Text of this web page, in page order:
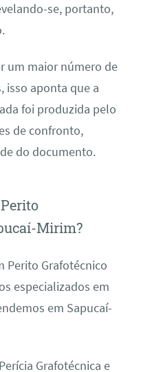
se, portanto,
um maior número de
isso aponta que a
foi produzida pelo
de confronto,
do documento.
Mirim?
Perito Grafotécnico
especializados em
em Sapucaí-
Grafotécnica e